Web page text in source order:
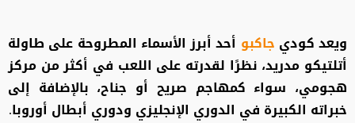
ويعد كودي جاكبو أحد أبرز الأسماء المطروحة على طاولة
أتلتيكو مدريد، نظرًا لقدرته على اللعب في أكثر من مركز
هجومي، سواء كمهاجم صريح أو جناح، بالإضافة إلى
خبراته الكبيرة في الدوري الإنجليزي ودوري أبطال أوروبا.